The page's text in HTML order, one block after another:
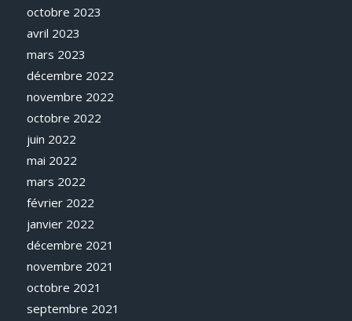
octobre 2023
avril 2023
mars 2023
décembre 2022
novembre 2022
octobre 2022
juin 2022
mai 2022
mars 2022
février 2022
janvier 2022
décembre 2021
novembre 2021
octobre 2021
septembre 2021